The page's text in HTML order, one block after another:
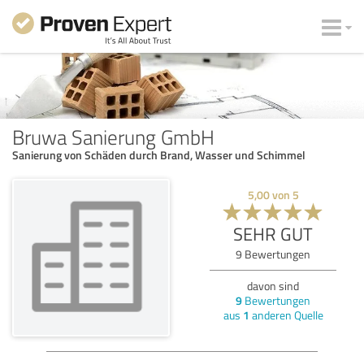
Bruwa Sanierung GmbH
Sanierung von Schäden durch Brand, Wasser und Schimmel
5,00von 5
SEHR GUT
9 Bewertungen
davon sind
9 Bewertungen
aus 1 anderen Quelle